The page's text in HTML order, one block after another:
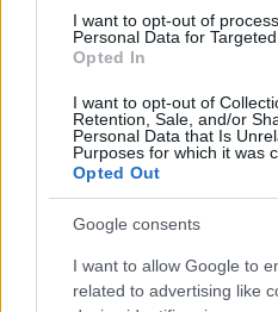
I want to opt-out of
Personal Data for Targeted
Opted In
I want to opt-out of
Retention, Sale, and/or
Personal Data that Is
Purposes for which it was
Opted Out
Google consents
I want to allow Google to
related to advertising like
Hétfőn kezdik, csütörtökön
fennakadásokra és pótlóbuszos
egyik Jász-Nagykun-Szolnok
Visszaszámlálás indul: -1, 0,
Magyarország jobban látszik
független helyi sajtóból
büntetőügyében, vesztegetés
ez csak az egyik botrány